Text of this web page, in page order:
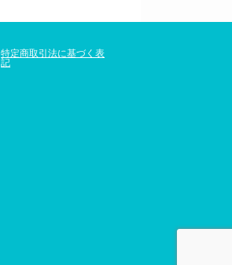
特定商取引法に基づく表
記